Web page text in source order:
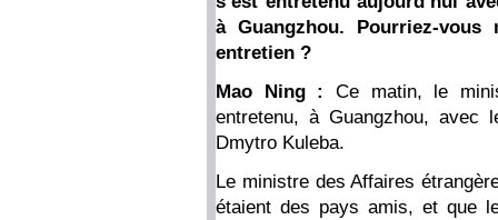
à Guangzhou. Pourriez-
entretien ?
Mao Ning :
Ce matin, le
entretenu, à Guangzhou, avec
Dmytro Kuleba.
Le ministre des Affaires
étaient des pays amis, et que